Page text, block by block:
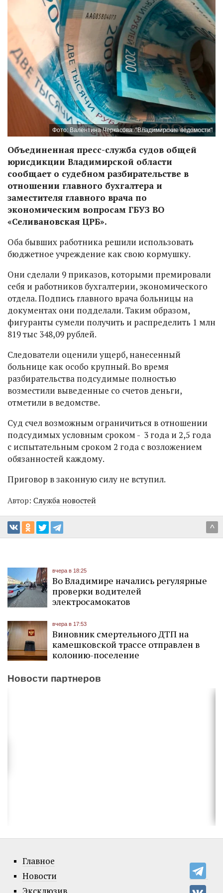
Фото: Валентина Черкасова. "Владимирские ведомости"
Объединенная пресс-служба судов общей
юрисдикции Владимирской области
сообщает о судебном разбирательстве в
отношении главного бухгалтера и
заместителя главного врача по
экономическим вопросам ГБУЗ ВО
«Селивановская ЦРБ».
Оба бывших работника решили использовать
бюджетное учреждение как свою кормушку.
Они сделали 9 приказов, которыми премировали
себя и работников бухгалтерии, экономического
отдела. Подпись главного врача больницы на
документах они подделали. Таким образом,
фигуранты сумели получить и распределить 1 млн
819 тыс 348,09 рублей.
Следователи оценили ущерб, нанесенный
больнице как особо крупный. Во время
разбирательства подсудимые полностью
возместили выведенные со счетов деньги,
отметили в ведомстве.
Суд счел возможным ограничиться в отношении
подсудимых условным сроком - 3 года и 2,5 года
с испытательным сроком 2 года с возложением
обязанностей каждому.
Приговор в законную силу не вступил.
Автор: Служба новостей
^
вчера в 18:25
Во Владимире начались регулярные
проверки водителей
электросамокатов
вчера в 17:53
Виновник смертельного ДТП на
камешковской трассе отправлен в
колонию-поселение
Новости партнеров
Главное
Новости
Эксклюзив